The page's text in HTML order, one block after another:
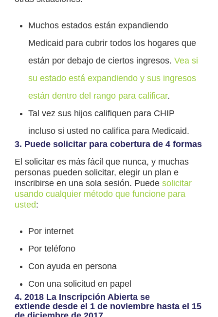
Muchos estados están expandiendo
Medicaid para cubrir todos los hogares que
están por debajo de ciertos ingresos. Vea si
su estado está expandiendo y sus ingresos
están dentro del rango para calificar.
Tal vez sus hijos califiquen para CHIP
incluso si usted no califica para Medicaid.
3. Puede solicitar para cobertura de 4 formas
El solicitar es más fácil que nunca, y muchas
personas pueden solicitar, elegir un plan e
inscribirse en una sola sesión. Puede solicitar
usando cualquier método que funcione para
usted:
Por internet
Por teléfono
Con ayuda en persona
Con una solicitud en papel
4. 2018 La Inscripción Abierta se
extiende desde el 1 de noviembre hasta el 15